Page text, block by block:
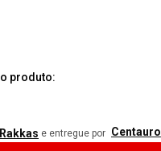
produto:
Rakkas e entregue por Centauro